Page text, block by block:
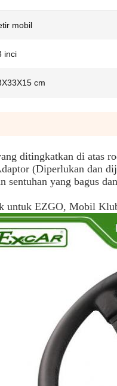
mobil
inci
cm
ditingkatkan di atas
(Diperlukan dan
sentuhan yang bagus
untuk EZGO, Mobil